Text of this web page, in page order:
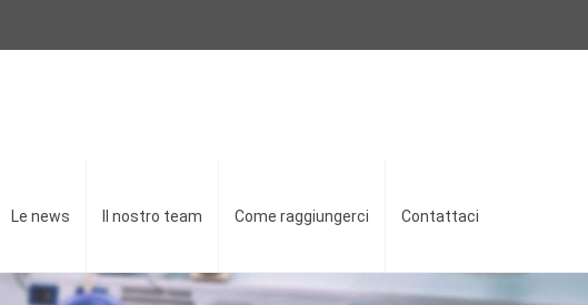
Le news Il nostro team Come raggiungerci Contattaci